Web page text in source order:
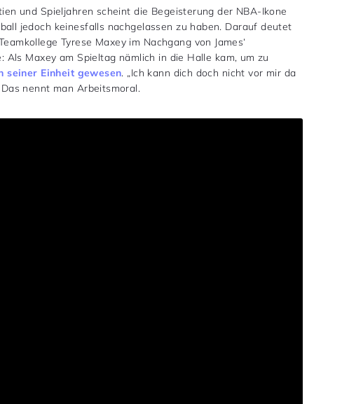
und Spieljahren scheint die Begeisterung der NBA-Ikone
jedoch keinesfalls nachgelassen zu haben. Darauf deutet
Tyrese Maxey im Nachgang von James‘
Maxey am Spieltag nämlich in die Halle kam, um zu
seiner Einheit gewesen. „Ich kann dich doch nicht vor mir da
nennt man Arbeitsmoral.